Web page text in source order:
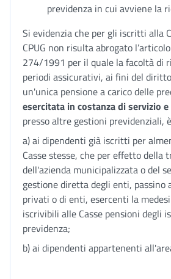
previdenza in cui avviene la
Si evidenzia che per gli iscritti alla
CPUG non risulta abrogato
274/1991 per il quale la facoltà di
periodi assicurativi, ai fini del
un'unica pensione a carico delle
esercitata in costanza di servizio
presso altre gestioni previdenziali,
a) ai dipendenti già iscritti per
Casse stesse, che per effetto della
dell'azienda municipalizzata o del
gestione diretta degli enti, passino
privati o di enti, esercenti la
iscrivibili alle Casse pensioni degli
previdenza;
b) ai dipendenti appartenenti